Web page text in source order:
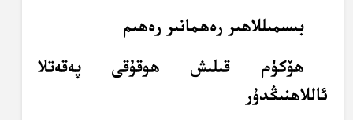
بىسمىللاھىر رەھمانىر رەھىم
ھۆكۈم قىلىش ھوقۇقى پەقەتلا
ئاللاھنىڭدۇر